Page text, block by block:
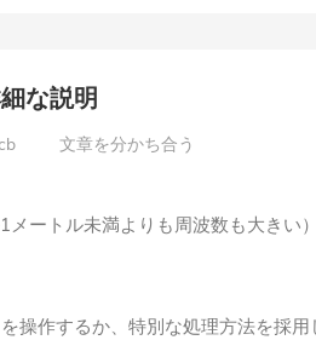
な説明
ipcb 文章を分かち合う
ートル未満よりも周波数も大きい
作するか、特別な処理方法を採用